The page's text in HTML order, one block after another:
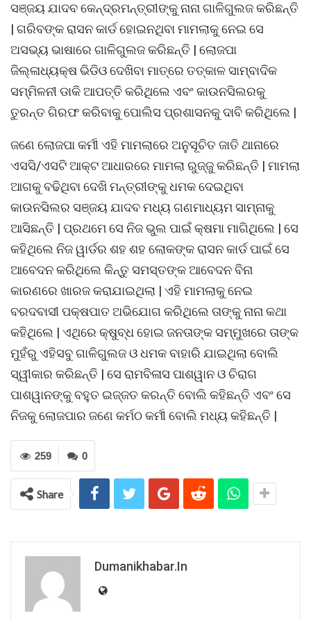
ସଞ୍ଜୟ ଯାଦବ କେନ୍ଦ୍ରମନ୍ତ୍ରୀଙ୍କୁ ନାନା ଗାଳିଗୁଲଜ କରିଛନ୍ତି
| ଗରିବଙ୍କ ରାସନ କାର୍ଡ ହୋଇନଥିବା ମାମଲାକୁ ନେଇ ସେ
ଅସଭ୍ୟ ଭାଷାରେ ଗାଳିଗୁଲଜ କରିଛନ୍ତି | ଲୋଜପା
ଜିଲ୍ଳାଧ୍ୟକ୍ଷ ଭିଡିଓ ଦେଖିବା ମାତ୍ରେ ତତ୍କାଳ ସାମ୍ବାଦିକ
ସମ୍ମିଳନୀ ଡାକି ଆପତ୍ତି କରିଥିଲେ ଏବଂ କାଉନସିଲରକୁ
ତୁରନ୍ତ ଗିରଫ କରିବାକୁ ପୋଲିସ ପ୍ରଶାସନକୁ ଦାବି କରିଥିଲେ |
ଜଣେ ଲୋଜପା କର୍ମୀ ଏହି ମାମଲାରେ ଅନୁସୂଚିତ ଜାତି ଥାନାରେ
ଏସସି/ଏସଟି ଆକ୍ଟ ଆଧାରରେ ମାମଲା ରୁଜ୍ଜୁ କରିଛନ୍ତି | ମାମଲା
ଆଗକୁ ବଢିଥିବା ଦେଖି ମନ୍ତ୍ରୀଙ୍କୁ ଧମକ ଦେଇଥିବା
କାଉନସିଲର ସଞ୍ଜୟ ଯାଦବ ମଧ୍ୟ ଗଣମାଧ୍ୟମ ସାମ୍ନାକୁ
ଆସିଛନ୍ତି | ପ୍ରଥମେ ସେ ନିଜ ଭୁଲ ପାଇଁ କ୍ଷମା ମାଗିଥିଲେ | ସେ
କହିଥିଲେ ନିଜ ୱାର୍ଡର ଶହ ଶହ ଲୋକଙ୍କ ରାସନ କାର୍ଡ ପାଇଁ ସେ
ଆବେଦନ କରିଥିଲେ କିନ୍ତୁ ସମସ୍ତଙ୍କ ଆବେଦନ ବିନା
କାରଣରେ ଖାରଜ କରାଯାଇଥିଲା | ଏହି ମାମଲାକୁ ନେଇ
ବରଦବାସୀ ପକ୍ଷପାତ ଅଭିଯୋଗ କରିଥିଲେ ତାଙ୍କୁ ନାନା କଥା
କହିଥିଲେ | ଏଥିରେ କ୍ଷୁବ୍ଧ ହୋଇ ଜନତାଙ୍କ ସମ୍ମୁଖରେ ତାଙ୍କ
ମୁହଁରୁ ଏହିସବୁ ଗାଳିଗୁଲଜ ଓ ଧମକ ବାହାରି ଯାଇଥିଲା ବୋଲି
ସ୍ୱୀକାର କରିଛନ୍ତି | ସେ ରାମବିଳାସ ପାଶୱାନ ଓ ଚିରାଗ
ପାଶୱାନଙ୍କୁ ବହୁତ ଇଜ୍ଜତ କରନ୍ତି ବୋଲି କହିଛନ୍ତି ଏବଂ ସେ
ନିଜକୁ ଲୋଜପାର ଜଣେ କର୍ମଠ କର୍ମୀ ବୋଲି ମଧ୍ୟ କହିଛନ୍ତି |
0
259
Share
Dumanikhabar.in